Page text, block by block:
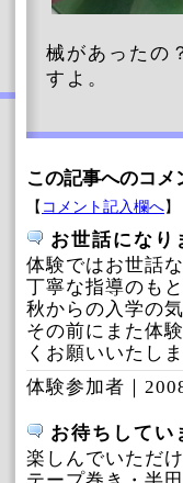
械があったの
すよ。
この記事へのコメ
【 コメント記入欄へ】
お世話になり
体験ではお世話
丁寧な指導のも
秋からの入学の
その前にまた体
くお願いいたし
体験参加者｜
お待ちしてい
楽しんでいただ